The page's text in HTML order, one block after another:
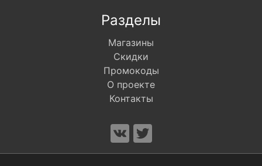
Разделы
Магазины
Скидки
Промокоды
О проекте
Контакты